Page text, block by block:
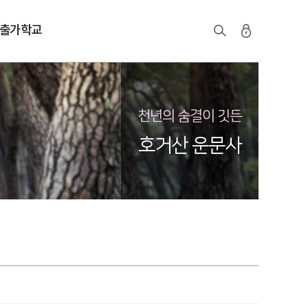
가학교
천년의 숨결이 깃든
호거산 운문사